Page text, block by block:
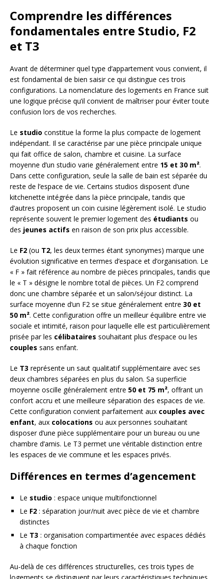
Comprendre les différences
fondamentales entre Studio, F2
et T3
Avant de déterminer quel type d’appartement vous convient, il
est fondamental de bien saisir ce qui distingue ces trois
configurations. La nomenclature des logements en France suit
une logique précise qu’il convient de maîtriser pour éviter toute
confusion lors de vos recherches.
Le studio constitue la forme la plus compacte de logement
indépendant. Il se caractérise par une pièce principale unique
qui fait office de salon, chambre et cuisine. La surface
moyenne d’un studio varie généralement entre 15 et 30 m².
Dans cette configuration, seule la salle de bain est séparée du
reste de l’espace de vie. Certains studios disposent d’une
kitchenette intégrée dans la pièce principale, tandis que
d’autres proposent un coin cuisine légèrement isolé. Le studio
représente souvent le premier logement des étudiants ou
des jeunes actifs en raison de son prix plus accessible.
Le F2 (ou T2, les deux termes étant synonymes) marque une
évolution significative en termes d’espace et d’organisation. Le
« F » fait référence au nombre de pièces principales, tandis que
le « T » désigne le nombre total de pièces. Un F2 comprend
donc une chambre séparée et un salon/séjour distinct. La
surface moyenne d’un F2 se situe généralement entre 30 et
50 m². Cette configuration offre un meilleur équilibre entre vie
sociale et intimité, raison pour laquelle elle est particulièrement
prisée par les célibataires souhaitant plus d’espace ou les
couples sans enfant.
Le T3 représente un saut qualitatif supplémentaire avec ses
deux chambres séparées en plus du salon. Sa superficie
moyenne oscille généralement entre 50 et 75 m², offrant un
confort accru et une meilleure séparation des espaces de vie.
Cette configuration convient parfaitement aux couples avec
enfant, aux colocations ou aux personnes souhaitant
disposer d’une pièce supplémentaire pour un bureau ou une
chambre d’amis. Le T3 permet une véritable distinction entre
les espaces de vie commune et les espaces privés.
Différences en termes d’agencement
Le studio : espace unique multifonctionnel
Le F2 : séparation jour/nuit avec pièce de vie et chambre
distinctes
Le T3 : organisation compartimentée avec espaces dédiés
à chaque fonction
Au-delà de ces différences structurelles, ces trois types de